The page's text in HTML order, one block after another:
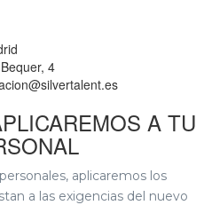
4
A TU
aplicaremos los
a las exigencias del nuevo